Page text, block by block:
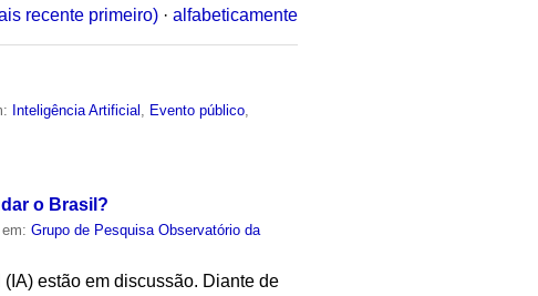
recente primeiro) · alfabeticamente
Inteligência Artificial Evento público
o Brasil?
em:Grupo de Pesquisa Observatório da
estão em discussão. Diante de